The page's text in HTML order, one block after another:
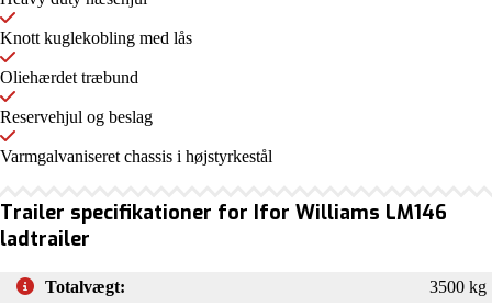
Knott kuglekobling med lås
Oliehærdet træbund
Reservehjul og beslag
Varmgalvaniseret chassis i højstyrkestål
Trailer specifikationer for Ifor Williams LM146
ladtrailer
Totalvægt:
3500 kg